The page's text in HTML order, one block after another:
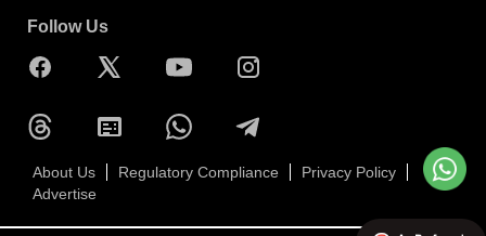
Follow Us
About Us Regulatory Compliance
Privacy Policy
Advertise